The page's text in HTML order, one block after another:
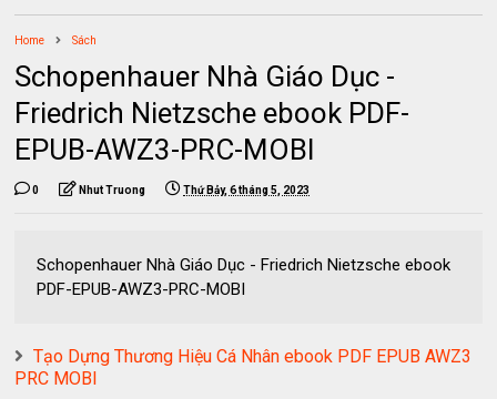
Home Sách
Schopenhauer Nhà Giáo Dục -
Friedrich Nietzsche ebook PDF-
EPUB-AWZ3-PRC-MOBI
0 Nhut Truong Thứ Bảy, 6 tháng 5, 2023
Schopenhauer Nhà Giáo Dục - Friedrich Nietzsche ebook
PDF-EPUB-AWZ3-PRC-MOBI
Tạo Dựng Thương Hiệu Cá Nhân ebook PDF EPUB AWZ3
PRC MOBI